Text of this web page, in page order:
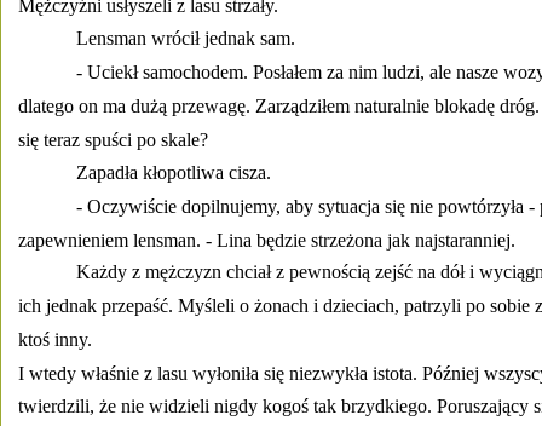
Mężczyźni usłyszeli z lasu strzały.
Lensman wrócił jednak sam.
- Uciekł samochodem. Posłałem za nim ludzi, ale nasze
dlatego on ma dużą przewagę. Zarządziłem naturalnie blokadę
się teraz spuści po skale?
Zapadła kłopotliwa cisza.
- Oczywiście dopilnujemy, aby sytuacja się nie powtórzyła -
zapewnieniem lensman. - Lina będzie strzeżona jak najstaranniej.
Każdy z mężczyzn chciał z pewnością zejść na dół i
ich jednak przepaść. Myśleli o żonach i dzieciach, patrzyli po sobie
ktoś inny.
I wtedy właśnie z lasu wyłoniła się niezwykła istota. Później
twierdzili, że nie widzieli nigdy kogoś tak brzydkiego. Poruszający